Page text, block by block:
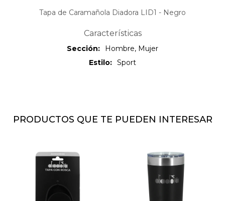
Tapa de Caramañola Diadora LID1 - Negro
Características
Sección
Hombre, Mujer
Estilo
Sport
PRODUCTOS QUE TE PUEDEN INTERESAR